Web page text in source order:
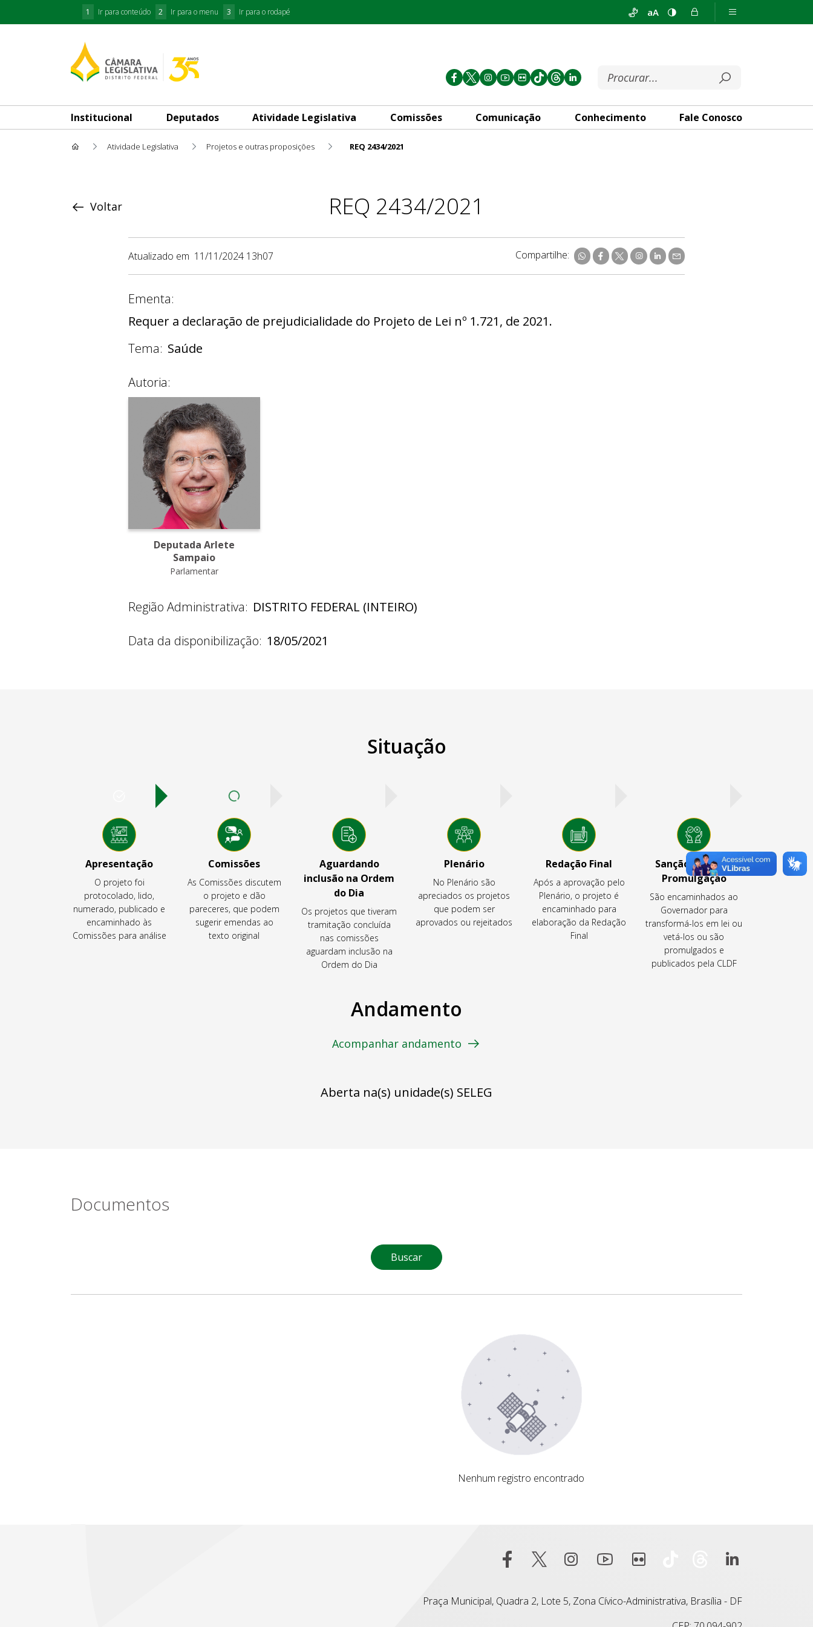
1 Ir para conteúdo 2 Ir para o menu 3 Ir para o rodapé aA
Institucional Deputados Atividade Legislativa Comissões Comunicação Conhecimento Fale Conosco
Atividade Legislativa Projetos e outras proposições REQ 2434/2021
REQ 2434/2021
Voltar
Atualizado em 11/11/2024 13h07 Compartilhe:
Ementa:
Requer a declaração de prejudicialidade do Projeto de Lei nº 1.721, de 2021.
Tema: Saúde
Autoria:
Deputada Arlete
Sampaio
Parlamentar
Região Administrativa: DISTRITO FEDERAL (INTEIRO)
Data da disponibilização: 18/05/2021
Situação
Apresentação
O projeto foi
protocolado, lido,
numerado, publicado e
encaminhado às
Comissões para análise
Comissões
As Comissões discutem
o projeto e dão
pareceres, que podem
sugerir emendas ao
texto original
Aguardando
inclusão na Ordem
do Dia
Os projetos que tiveram
tramitação concluída
nas comissões
aguardam inclusão na
Ordem do Dia
Plenário
No Plenário são
apreciados os projetos
que podem ser
aprovados ou rejeitados
Redação Final
Após a aprovação pelo
Plenário, o projeto é
encaminhado para
elaboração da Redação
Final
Sanção, Veto ou
Promulgação
São encaminhados ao
Governador para
transformá-los em lei ou
vetá-los ou são
promulgados e
publicados pela CLDF
Andamento
Acompanhar andamento
Aberta na(s) unidade(s) SELEG
Documentos
Buscar
Nenhum registro encontradoNenhum registro encontrado
Praça Municipal, Quadra 2, Lote 5, Zona Cívico-Administrativa, Brasília - DF